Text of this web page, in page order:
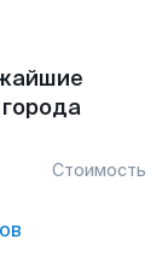
Стоимость